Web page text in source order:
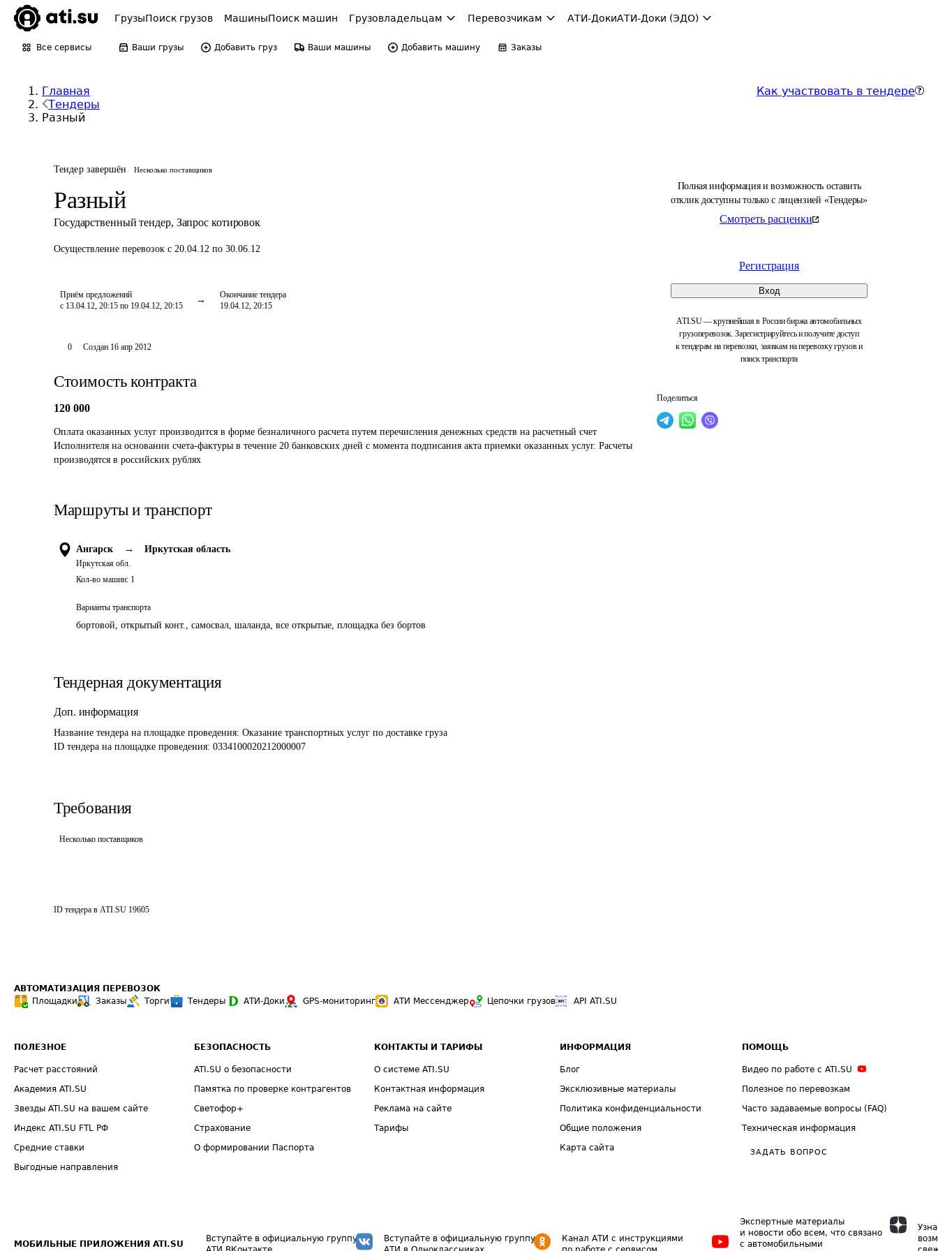
ГрузыПоиск грузов МашиныПоиск машин Грузовладельцам Перевозчикам АТИ-ДокиАТИ-Доки (ЭДО)
Все сервисы Ваши грузы Добавить груз Ваши машины Добавить машину Заказы
Главная
Тендеры
Разный
Как участвовать в тендере
Тендер завершён Несколько поставщиков
Разный
Государственный тендер, Запрос котировок
Осуществление перевозок с 20.04.12 по 30.06.12
Приём предложений
с 13.04.12, 20:15 по 19.04.12, 20:15
Окончание тендера
19.04.12, 20:15
Полная информация и возможность оставить
отклик доступны только с лицензией «Тендеры»
Смотреть расценки
Регистрация
Вход
ATI.SU — крупнейшая в России биржа автомобильных
грузоперевозок. Зарегистрируйтесь и получите доступ
к тендерам на перевозки, заявкам на перевозку грузов и
поиск транспорта
Поделиться
0 Создан 16 апр 2012
Стоимость контракта
120 000
Оплата оказанных услуг производится в форме безналичного расчета путем перечисления денежных средств на расчетный счет
Исполнителя на основании счета-фактуры в течение 20 банковских дней с момента подписания акта приемки оказанных услуг. Расчеты
производятся в российских рублях
Маршруты и транспорт
Ангарск →
Иркутская обл.
Иркутская область
Кол-во машин: 1
Варианты транспорта
бортовой, открытый конт., самосвал, шаланда, все открытые, площадка без бортов
Тендерная документация
Доп. информация
Название тендера на площадке проведения: Оказание транспортных услуг по доставке груза
ID тендера на площадке проведения: 0334100020212000007
Требования
Несколько поставщиков
ID тендера в ATI.SU 19605
АВТОМАТИЗАЦИЯ ПЕРЕВОЗОК
Площадки
Заказы Торги Тендеры АТИ-Доки GPS-мониторинг АТИ Мессенджер Цепочки грузов API ATI.SU
ПОЛЕЗНОЕ
Расчет расстояний
Академия ATI.SU
Звезды ATI.SU на вашем сайте
Индекс ATI.SU FTL РФ
Средние ставки
Выгодные направления
БЕЗОПАСНОСТЬ
ATI.SU о безопасности
Памятка по проверке контрагентов
Светофор+
Страхование
О формировании Паспорта
КОНТАКТЫ И ТАРИФЫ
О системе ATI.SU
Контактная информация
Реклама на сайте
Тарифы
ИНФОРМАЦИЯ
Блог
Эксклюзивные материалы
Политика конфиденциальности
Общие положения
Карта сайта
ПОМОЩЬ
Видео по работе с ATI.SU
Полезное по перевозкам
Часто задаваемые вопросы (FAQ)
Техническая информация
ЗАДАТЬ ВОПРОС
МОБИЛЬНЫЕ ПРИЛОЖЕНИЯ ATI.SU
Вступайте в официальную группу
Вступайте в официальную группу
Канал АТИ с инструкциями
Экспертные материалы
и новости обо всем, что связано
с автомобильными